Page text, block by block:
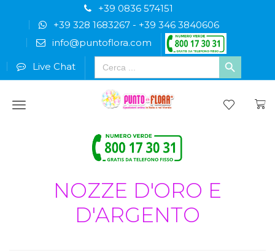
+39 0836 574151
+39 328 1683267- +39 346 3840606
info@puntoflora.com
Live Chat
Search
for:
Menu
NOZZE D'ORO E
D'ARGENTO